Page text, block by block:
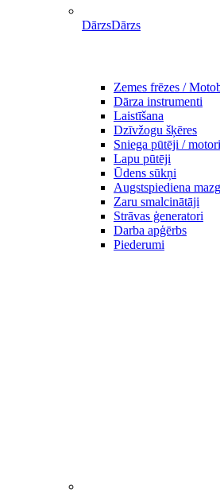
DārzsDārzs
Zemes frēzes /
Dārza instrumenti
Laistīšana
Dzīvžogu šķēres
Sniega pūtēji /
Lapu pūtēji
Ūdens sūkņi
Augstspiediena
Zaru smalcinātāji
Strāvas ģeneratori
Darba apģērbs
Piederumi